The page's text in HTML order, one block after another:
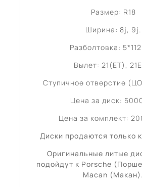
Размер: R18
Ширина: 8j, 9j.
Разболтовка:
Вылет: 21(ET),
Ступичное отверстие
Цена за диск:
Цена за комплект:
Диски продаются только
Оригинальные литые
подойдут к Porsche
Macan (Макан).